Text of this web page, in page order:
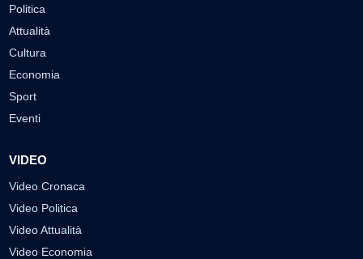
Politica
Attualità
Cultura
Economia
Sport
Eventi
VIDEO
Video Cronaca
Video Politica
Video Attualità
Video Economia